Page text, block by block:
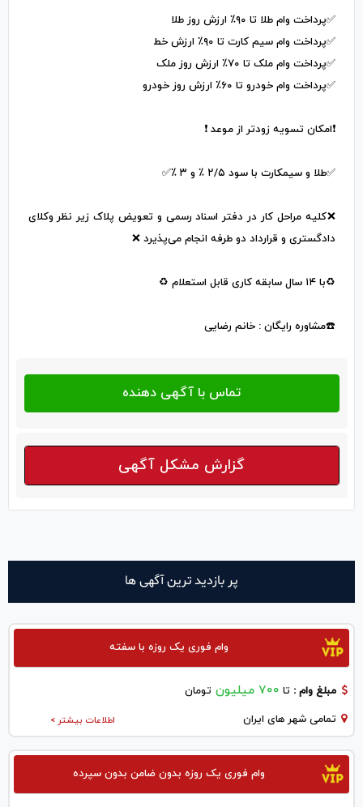
✅پرداخت وام طلا تا ۹۰٪ ارزش روز طلا
✅پرداخت وام سیم کارت تا ۹۰٪ ارزش خط
✅پرداخت وام ملک تا ۷۰٪ ارزش روز ملک
✅پرداخت وام خودرو تا ۶۰٪ ارزش روز خودرو
❗️امکان تسویه زودتر از موعد ❗️
✅️طلا و سیمکارت با سود ۲/۵ ٪ و ۳ ٪✅️
❌کلیه مراحل کار در دفتر اسناد رسمی و تعویض پلاک زیر نظر وکلای
دادگستری و قرارداد دو طرفه انجام می‌پذیرد ❌
♻️با ۱۴ سال سابقه کاری قابل استعلام ♻️
☎️مشاوره رایگان : خانم رضایی
گزارش مشکل آگهی
پر بازدید ترین آگهی ها
وام فوری یک روزه با سفته
مبلغ وام : تا 700 میلیون تومان
اطلاعات بیشتر > تمامی شهر های ایران
وام فوری یک روزه بدون ضامن بدون سپرده